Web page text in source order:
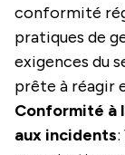
conformité
pratiques de
exigences du
prête à réagir
Conformité à
aux incidents